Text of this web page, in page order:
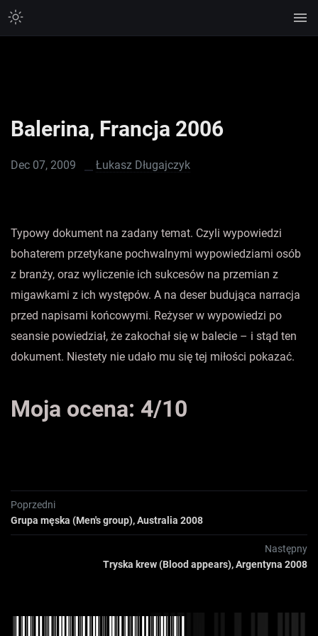
Balerina, Francja 2006
Dec 07, 2009 Łukasz Długajczyk
Typowy dokument na zadany temat. Czyli wypowiedzi
bohaterem przetykane pochwalnymi wypowiedziami osób
z branży, oraz wyliczenie ich sukcesów na przemian z
migawkami z ich występów. A na deser budująca narracja
przed napisami końcowymi. Reżyser w wypowiedzi po
seansie powiedział, że zakochał się w balecie – i stąd ten
dokument. Niestety nie udało mu się tej miłości pokazać.
Moja ocena: 4/10
Poprzedni
Grupa męska (Men's group), Australia 2008
Następny
Tryska krew (Blood appears), Argentyna 2008